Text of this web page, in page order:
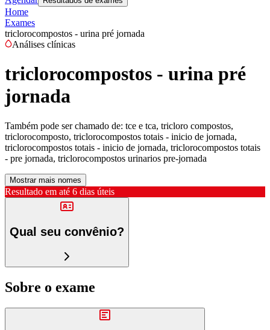
Home
Exames
triclorocompostos - urina pré jornada
Análises clínicas
triclorocompostos - urina pré
jornada
Também pode ser chamado de: tce e tca, tricloro compostos,
triclorocomposto, triclorocompostos totais - inicio de jornada,
triclorocompostos totais - inicio de jornada, triclorocompostos totais
- pre jornada, triclorocompostos urinarios pre-jornada
Mostrar mais nomes
Resultado em até 6 dias úteis
Qual seu convênio?
Sobre o exame